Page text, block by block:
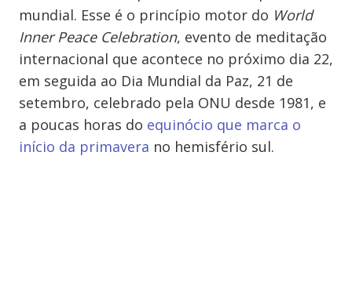
mundial. Esse é o princípio motor do World
Inner Peace Celebration, evento de meditação
internacional que acontece no próximo dia 22,
em seguida ao Dia Mundial da Paz, 21 de
setembro, celebrado pela ONU desde 1981, e
a poucas horas do equinócio que marca o
início da primavera no hemisfério sul.